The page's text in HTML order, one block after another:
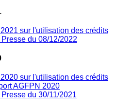
sur l'utilisation des crédits
du 08/12/2022
sur l'utilisation des crédits
AGFPN 2020
du 30/11/2021